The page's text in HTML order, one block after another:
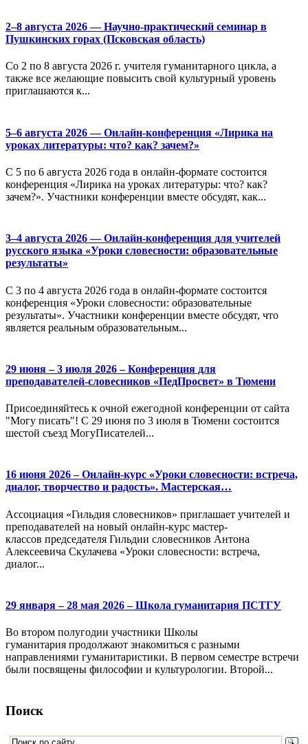
2–8 августа 2026 — Научно-практический семинар в
Пушкинских горах (Псковская область)
Со 2 по 8 августа 2026 г. учителя гуманитарного цикла, а
также все желающие повысить свой культурный уровень
приглашаются к...
5–6 августа 2026 — Онлайн-конференция «Лирика на
уроках литературы: что? как? зачем?»
С 5 по 6 августа 2026 года в онлайн-формате состоится
конференция «Лирика на уроках литературы: что? как?
зачем?». Участники конференции вместе обсудят, как...
3–4 августа 2026 — Онлайн-конференция для учителей
русского языка «Уроки словесности: образовательные
результаты»
С 3 по 4 августа 2026 года в онлайн-формате состоится
конференция «Уроки словесности: образовательные
результаты». Участники конференции вместе обсудят, что
является реальным образовательным...
29 июня – 3 июля 2026 – Конференция для
преподавателей-словесников «ПедПросвет» в Тюмени
Присоединяйтесь к очной ежегодной конференции от сайта
"Могу писать"! С 29 июня по 3 июля в Тюмени состоится
шестой съезд МогуПисателей...
16 июня 2026 – Онлайн-курс «Уроки словесности: встреча,
диалог, творчество и радость». Мастерская…
Ассоциация «Гильдия словесников» приглашает учителей и
преподавателей на новый онлайн-курс мастер-
классов председателя Гильдии словесников Антона
Алексеевича Скулачева «Уроки словесности: встреча,
диалог...
29 января – 28 мая 2026 – Школа гуманитария ПСТГУ
Во втором полугодии участники Школы
гуманитария продолжают знакомиться с разными
направлениями гуманитаристики. В первом семестре встречи
были посвящены философии и культурологии. Второй...
Поиск